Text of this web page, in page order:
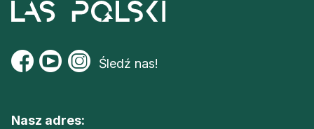
Śledź nas!
Nasz adres: